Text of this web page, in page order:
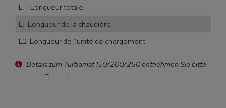
L Longueur totale
L1 Longueur de la chaudière
L2 Longueur de l’unité de chargement
Details zum Turbomat 150/200/250 entnehmen Sie bitte
unserem Prospekt